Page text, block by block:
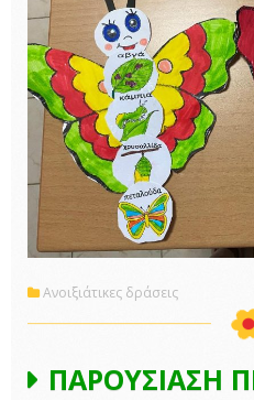
Ανοιξιάτικες δράσεις
ΠΑΡΟΥΣΙΑΣΗ